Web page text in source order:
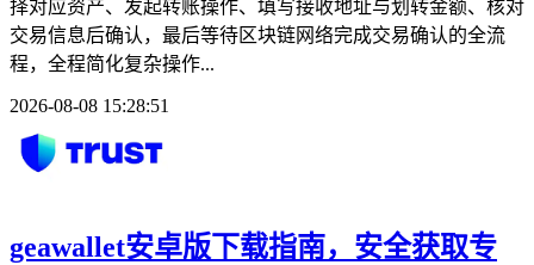
择对应资产、发起转账操作、填写接收地址与划转金额、核对
交易信息后确认，最后等待区块链网络完成交易确认的全流
程，全程简化复杂操作...
2026-08-08 15:28:51
geawallet安卓版下载指南，安全获取专